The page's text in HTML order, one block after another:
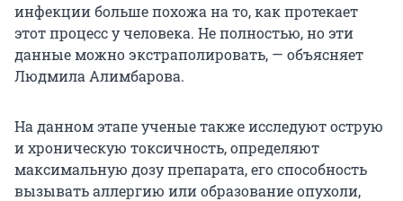
инфекции больше похожа на то, как протекает
этот процесс у человека. Не полностью, но эти
данные можно экстраполировать, — объясняет
Людмила Алимбарова.
На данном этапе ученые также исследуют острую
и хроническую токсичность, определяют
максимальную дозу препарата, его способность
вызывать аллергию или образование опухоли,